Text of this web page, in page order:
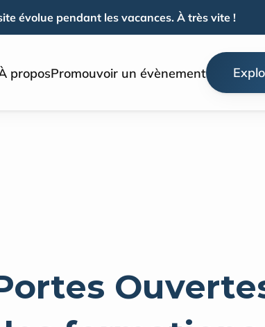
proposPromouvoir un évènement
évolue pendant les vacances. À très vite !